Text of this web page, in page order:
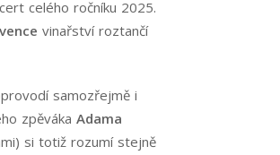
celého ročníku 2025.
vinařství roztančí
samozřejmě i
zpěváka Adama
si totiž rozumí stejně